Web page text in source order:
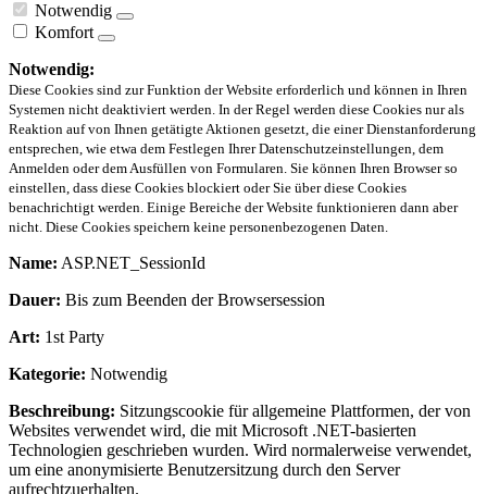
Notwendig
Komfort
Notwendig:
Diese Cookies sind zur Funktion der Website erforderlich und können in Ihren
Systemen nicht deaktiviert werden. In der Regel werden diese Cookies nur als
Reaktion auf von Ihnen getätigte Aktionen gesetzt, die einer Dienstanforderung
entsprechen, wie etwa dem Festlegen Ihrer Datenschutzeinstellungen, dem
Anmelden oder dem Ausfüllen von Formularen. Sie können Ihren Browser so
einstellen, dass diese Cookies blockiert oder Sie über diese Cookies
benachrichtigt werden. Einige Bereiche der Website funktionieren dann aber
nicht. Diese Cookies speichern keine personenbezogenen Daten.
Name: ASP.NET_SessionId
Dauer: Bis zum Beenden der Browsersession
Art: 1st Party
Kategorie: Notwendig
Beschreibung: Sitzungscookie für allgemeine Plattformen, der von
Websites verwendet wird, die mit Microsoft .NET-basierten
Technologien geschrieben wurden. Wird normalerweise verwendet,
um eine anonymisierte Benutzersitzung durch den Server
aufrechtzuerhalten.